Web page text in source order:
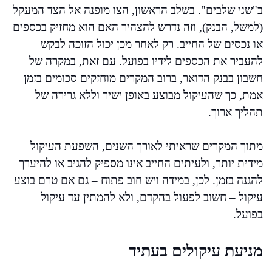
ב"שני שלבים". בשלב הראשון, הצו מופנה אל הצד המעקל
(למשל, הבנק), וזה נדרש להצהיר האם הוא מחזיק בכספים
או נכסים של החייב. רק לאחר מכן יכול הזוכה לבקש
להעביר את הכספים לידיו בפועל. עם זאת, במקרה של
חשבון בבנק הדואר, ברוב המקרים מוחזקים סכומים בזמן
אמת, כך שהעיקול מבוצע באופן ישיר וללא גרירה של
תהליך ארוך.
מתוך המקרים שראיתי לאורך השנים, השפעת העיקול
מידית יותר, ולעיתים החייב אינו מספיק להגיב או להיערך
להגנה בזמן. לכן, במידה ויש חוב פתוח – גם אם טרם בוצע
עיקול – חשוב לפעול בהקדם, ולא להמתין עד עיקול
בפועל.
מניעת עיקולים בעתיד